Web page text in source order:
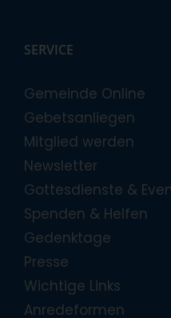
SERVICE
Gemeinde Online
Gebetsanliegen
Mitglied werden
Newsletter
Gottesdienste &
Spenden & Helfen
Gedenktage
Presse
Wichtige Links
Anredeformen